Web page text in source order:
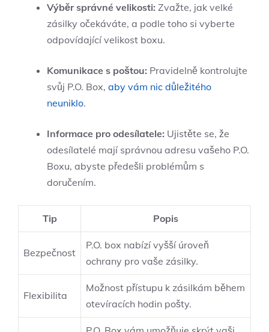
Výběr správné velikosti: Zvažte, jak velké
zásilky očekáváte, a podle toho si vyberte
odpovídající velikost boxu.
Komunikace s poštou: Pravidelně kontrolujte
svůj P.O. Box, aby vám nic důležitého
neuniklo.
Informace pro odesílatele: Ujistěte se, že
odesílatelé mají správnou adresu vašeho P.O.
Boxu, abyste předešli problémům s
doručením.
Tip Popis
Bezpečnost
P.O. box nabízí vyšší úroveň
ochrany pro vaše zásilky.
Flexibilita
Možnost přístupu k zásilkám během
otevíracích hodin pošty.